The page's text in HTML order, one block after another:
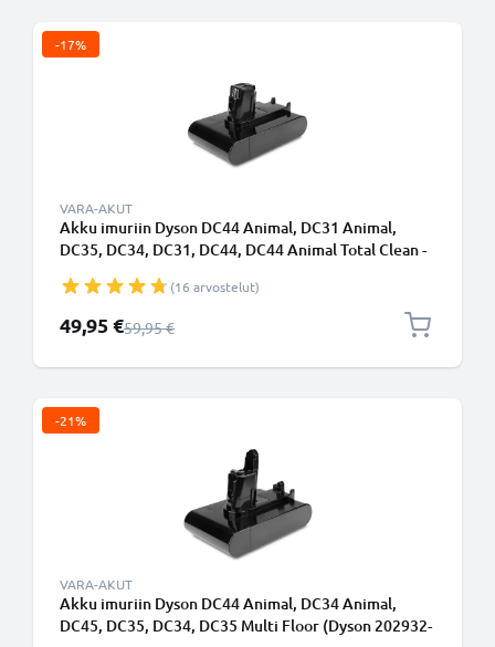
-17%
VARA-AKUT
Akku imuriin Dyson DC44 Animal, DC31 Animal,
DC35, DC34, DC31, DC44, DC44 Animal Total Clean -
Napsautettava akku(16 arvostelut)
Erikoishinta
49,95 €Normaali hinta
59,95 €
-21%
VARA-AKUT
Akku imuriin Dyson DC44 Animal, DC34 Animal,
DC45, DC35, DC34, DC35 Multi Floor (Dyson 202932-